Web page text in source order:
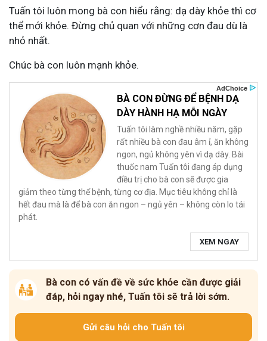
Tuấn tôi luôn mong bà con hiểu rằng: dạ dày khỏe thì cơ
thể mới khỏe. Đừng chủ quan với những cơn đau dù là
nhỏ nhất.
Chúc bà con luôn mạnh khỏe.
BÀ CON ĐỪNG ĐỂ BỆNH DẠ
DÀY HÀNH HẠ MỖI NGÀY
Tuấn tôi làm nghề nhiều năm, gặp
rất nhiều bà con đau âm ỉ, ăn không
ngon, ngủ không yên vì dạ dày. Bài
thuốc nam Tuấn tôi đang áp dụng
điều trị cho bà con sẽ được gia
giảm theo từng thể bệnh, từng cơ địa. Mục tiêu không chỉ là
hết đau mà là để bà con ăn ngon – ngủ yên – không còn lo tái
phát.
XEM NGAY
Bà con có vấn đề về sức khỏe cần được giải
đáp, hỏi ngay nhé, Tuấn tôi sẽ trả lời sớm.
Gửi câu hỏi cho Tuấn tôi